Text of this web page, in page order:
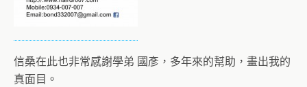
信桑在此也非常感謝學弟 國彥，多年來的幫助，畫出我的
真面目。